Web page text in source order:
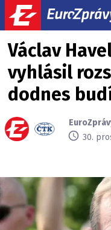
Václav
vyhlásil
dodnes
30.